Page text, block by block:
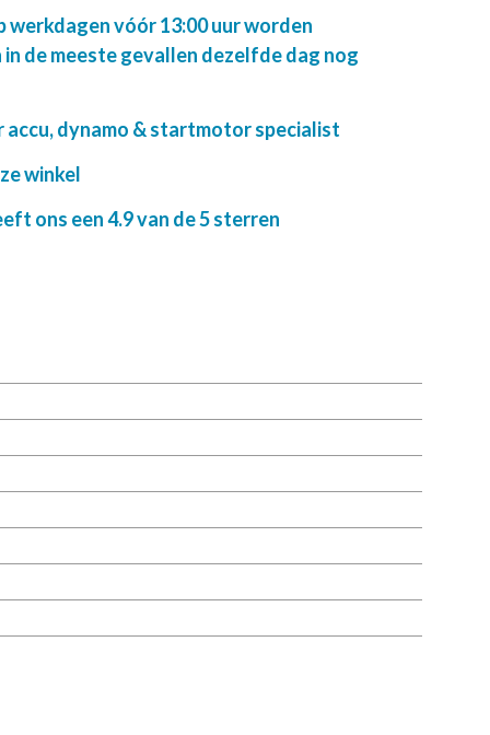
werkdagen vóór 13:00 uur worden
de meeste gevallen dezelfde dag nog
accu, dynamo & startmotor specialist
winkel
ons een 4.9 van de 5 sterren